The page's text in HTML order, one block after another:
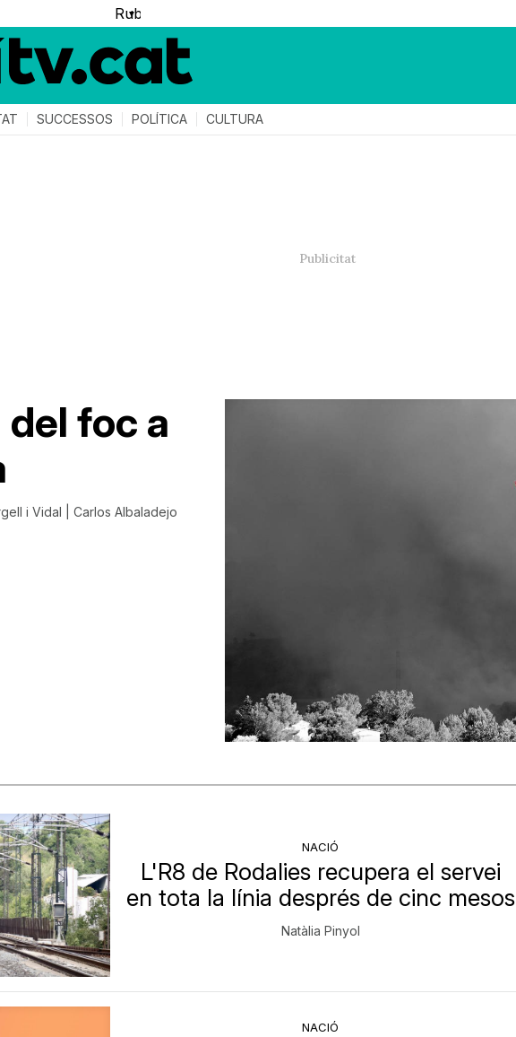
▼
SUCCESSOS POLÍTICA CULTURA
foc a
i Vidal | Carlos Albaladejo
NACIÓ
L'R8 de Rodalies recupera el servei
en tota la línia després de cinc mesos
Natàlia Pinyol
NACIÓ